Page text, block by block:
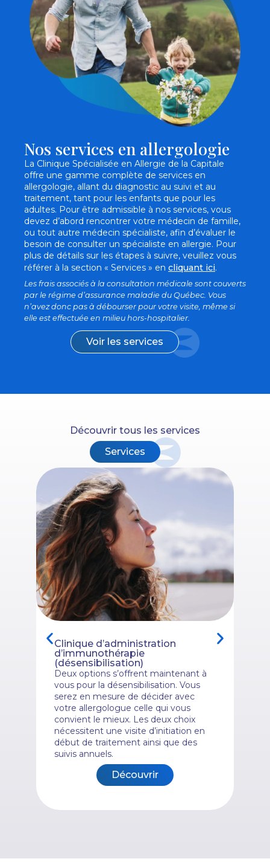
Nos services en allergologie
La Clinique Spécialisée en Allergie de la Capitale
offre une gamme complète de services en
allergologie, allant du diagnostic au suivi et au
traitement, tant pour les enfants que pour les
adultes. Pour être admissible à nos services, vous
devez d’abord rencontrer votre médecin de famille,
ou tout autre médecin spécialiste, afin d’évaluer le
besoin de consulter un spécialiste en allergie. Pour
plus de détails sur les étapes à suivre, veuillez vous
référer à la section « Services » en cliquant ici.
Les frais associés à la consultation médicale sont couverts
par le régime d’assurance maladie du Québec. Vous
n’avez donc pas à débourser pour votre visite, même si
elle est effectuée en milieu hors-hospitalier.
Voir les services
Découvrir tous les services
Services
Clinique d’administration
d’immunothérapie
(désensibilisation)
Deux options s’offrent maintenant à
vous pour la désensibilisation. Vous
serez en mesure de décider avec
votre allergologue celle qui vous
convient le mieux. Les deux choix
nécessitent une visite d’initiation en
début de traitement ainsi que des
suivis annuels.
Découvrir